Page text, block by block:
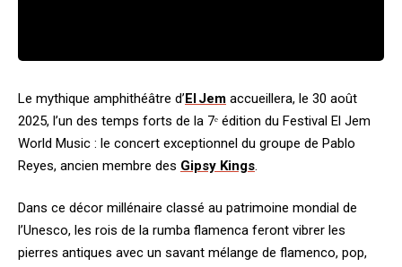
Le mythique amphithéâtre d’El Jem accueillera, le 30 août
2025, l’un des temps forts de la 7ᵉ édition du Festival El Jem
World Music : le concert exceptionnel du groupe de Pablo
Reyes, ancien membre des Gipsy Kings.
Dans ce décor millénaire classé au patrimoine mondial de
l’Unesco, les rois de la rumba flamenca feront vibrer les
pierres antiques avec un savant mélange de flamenco, pop,